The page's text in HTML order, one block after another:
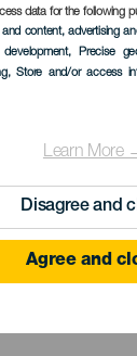
data for the following
and content, advertising
, Precise
, Store and/or access
Learn More
Disagree and
Agree and